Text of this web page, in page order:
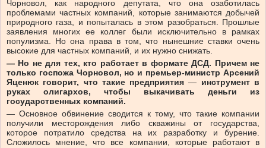
Чорновол, как народного депутата, что она озаботилась
проблемами частных компаний, которые занимаются добычей
природного газа, и попыталась в этом разобраться. Прошлые
заявления многих ее коллег были исключительно в рамках
популизма. Но она права в том, что нынешние ставки очень
высокие для частных компаний, и их нужно снижать.
— Но не для тех, кто работает в формате ДСД. Причем не
только госпожа Чорновол, но и премьер-министр Арсений
Яценюк говорит, что такие предприятия— инструмент в
руках олигархов, чтобы выкачивать деньги из
государственных компаний.
— Основное обвинение сводится к тому, что такие компании
получили месторождения либо скважины от государства,
которое потратило средства на их разработку и бурение.
Сложилось мнение, что все компании, которые работают в